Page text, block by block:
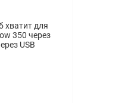
хватит для
350 через
USB